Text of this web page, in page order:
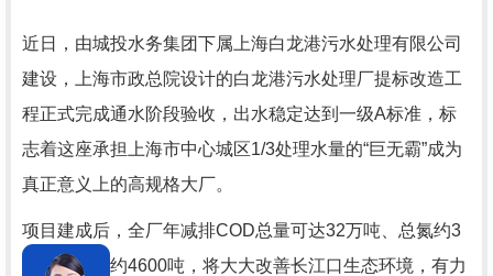
近日，由城投水务集团下属上海白龙港污水处理有限公司
建设，上海市政总院设计的白龙港污水处理厂提标改造工
程正式完成通水阶段验收，出水稳定达到一级A标准，标
志着这座承担上海市中心城区1/3处理水量的“巨无霸”成为
真正意义上的高规格大厂。
项目建成后，全厂年减排COD总量可达32万吨、总氮约3
万吨、总磷约4600吨，将大大改善长江口生态环境，有力